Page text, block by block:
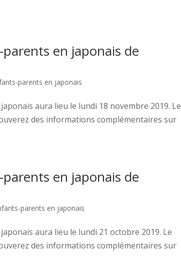
en japonais de
parents en japonais
aura lieu le lundi 18 novembre 2019. Le
des informations complémentaires sur
en japonais de
parents en japonais
aura lieu le lundi 21 octobre 2019. Le
des informations complémentaires sur